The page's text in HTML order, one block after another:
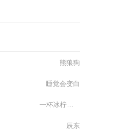
熊狼狗
睡觉会变白
辰东